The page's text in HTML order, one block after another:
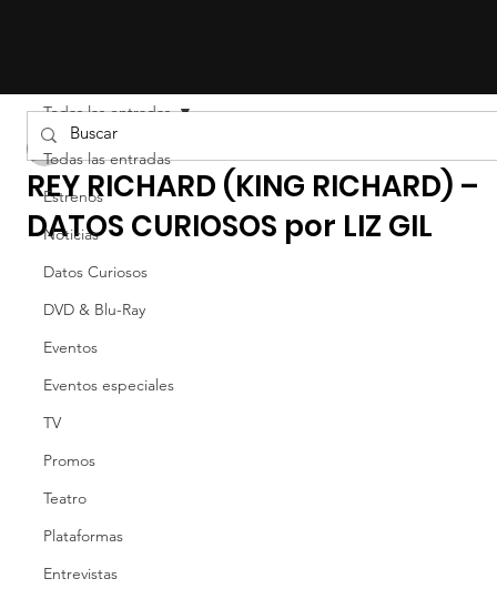
Todas las entradas
Estrenos
Noticias
Datos Curiosos
DVD & Blu-Ray
Eventos
Eventos especiales
TV
Promos
Teatro
Plataformas
Entrevistas
Todas las entradas
REY RICHARD (KING RICHARD) –
DATOS CURIOSOS por LIZ GIL